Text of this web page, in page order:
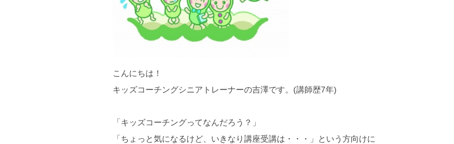
こんにちは！
キッズコーチングシニアトレーナーの吉澤です。(講師歴7年)
「キッズコーチングってなんだろう？」
「ちょっと気になるけど、いきなり講座受講は・・・」という方向けに